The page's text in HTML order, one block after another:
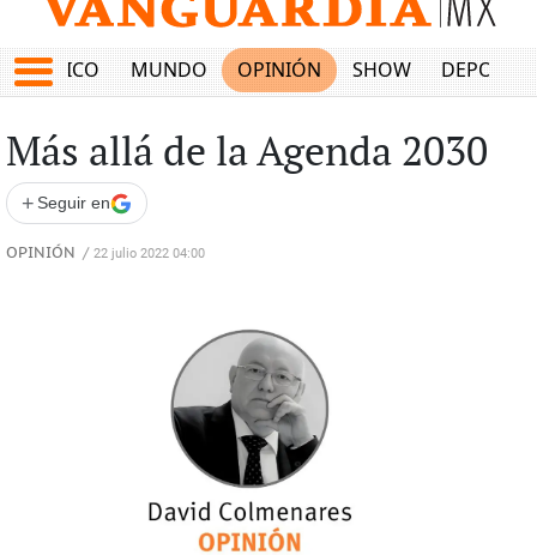
MÉXICO MUNDO OPINIÓN SHOW
Más allá de la Agenda 2030
+ Seguir en
OPINIÓN / 22 julio 2022 04:00